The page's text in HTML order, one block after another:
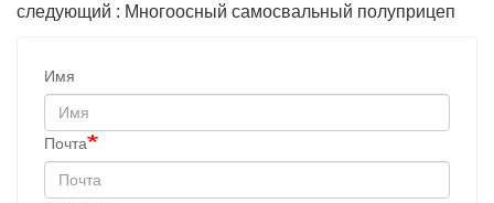
следующий : Многоосный самосвальный полуприцеп
Имя
Почта